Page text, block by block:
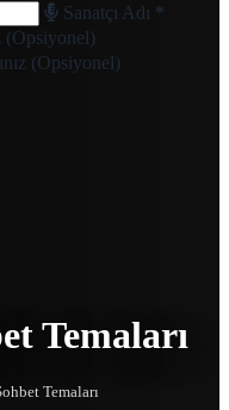
Sanatçı Adı *
(Opsiyonel)
(Opsiyonel)
Temaları
Temaları